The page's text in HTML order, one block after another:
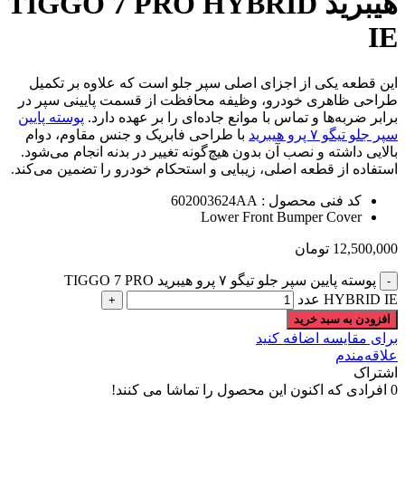
IE
این قطعه یکی از اجزای اصلی سپر جلو است که علاوه بر تکمیل
طراحی ظاهری خودرو، وظیفه محافظت از قسمت پایینی سپر در
برابر ضربه‌ها و تماس با موانع جاده‌ای را بر عهده دارد. پوسته پایین
سپر جلو تیگو ۷ پرو هیبرید
با طراحی فابریک و جنس مقاوم، دوام
بالایی داشته و نصب آن بدون هیچ‌گونه تغییر در بدنه انجام می‌شود.
استفاده از قطعه اصلی، زیبایی و استحکام خودرو را تضمین می‌کند.
کد فنی محصول : 602003624AA
Lower Front Bumper Cover
12,500,000 تومان
پوسته پایین سپر جلو تیگو ۷ پرو هیبرید TIGGO 7 PRO
HYBRID IE عدد
افزودن به سبد خرید
برای مقایسه اضافه کنید
علاقه‌مندم
اشتراک
0 افرادی که اکنون این محصول را تماشا می کنند!